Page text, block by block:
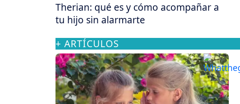
Therian: qué es y cómo acompañar a
tu hijo sin alarmarte
+ ARTÍCULOS